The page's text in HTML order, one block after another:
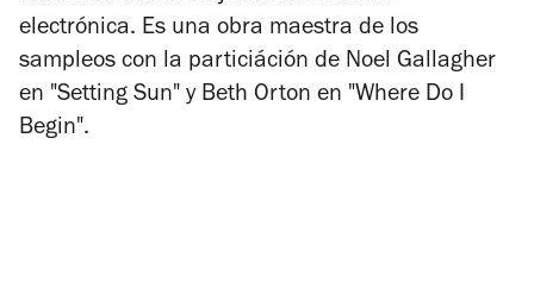
electrónica. Es una obra maestra de los
sampleos con la particiáción de Noel Gallagher
en "Setting Sun" y Beth Orton en "Where Do I
Begin".